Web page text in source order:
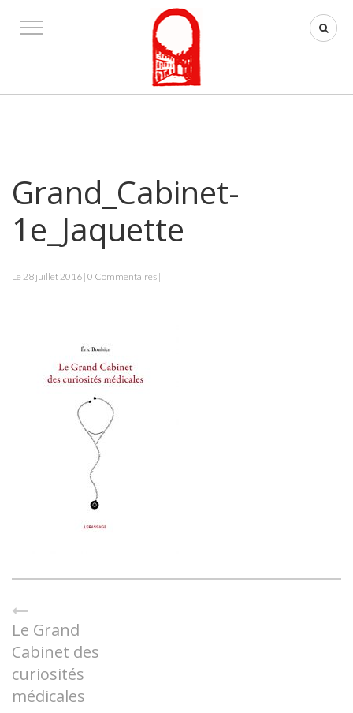
Grand_Cabinet-
1e_Jaquette
Le 28 juillet 2016 | 0 Commentaires |
Le Grand
Cabinet des
curiosités
médicales